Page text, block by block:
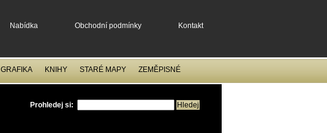
Nabídka Obchodní podmínky Kontakt
GRAFIKA KNIHY STARÉ MAPY ZEMĚPISNÉ
Prohledej si: